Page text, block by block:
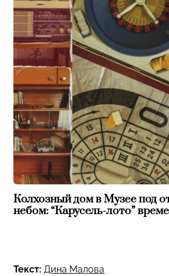
Колхозный дом в Музее под
небом: “Карусель-лото”
Текст: Дина Малова